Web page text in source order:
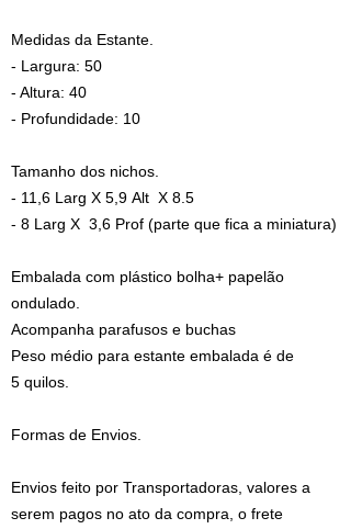
Medidas da Estante.
- Largura: 50
- Altura: 40
- Profundidade: 10
Tamanho dos nichos.
- 11,6 Larg X 5,9 Alt X 8.5
- 8 Larg X 3,6 Prof (parte que fica a miniatura)
Embalada com plástico bolha+ papelão
ondulado.
Acompanha parafusos e buchas
Peso médio para estante embalada é de
5 quilos.
Formas de Envios.
Envios feito por Transportadoras, valores a
serem pagos no ato da compra, o frete